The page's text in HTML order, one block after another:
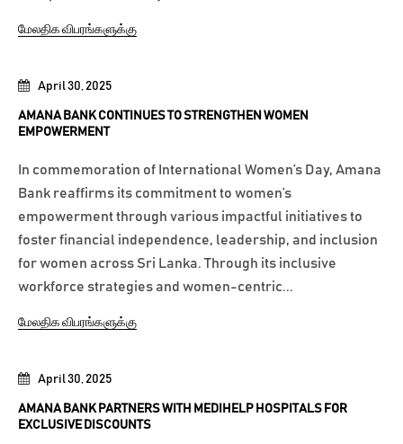
April 30, 2025
AMANA BANK PARTNERS WITH MEDIHELP HOSPITALS FOR
EXCLUSIVE DISCOUNTS
April 30, 2025
AMANA BANK CONTINUES TO STRENGTHEN WOMEN
EMPOWERMENT
In commemoration of International Women’s Day, Amana
Bank reaffirms its commitment to women’s
empowerment through various impactful initiatives to
foster financial independence, leadership, and inclusion
for women across Sri Lanka. Through its inclusive
workforce strategies and women-centric...
மேலதிக விபரங்களுக்கு
மேலதிக விபரங்களுக்கு